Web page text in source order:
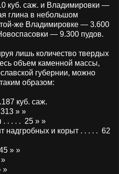
куб. саж. и Владимировки —
глина в небольшом
той-же Владимировке — 3.600
— 9.300 пудов.
лишь количество твердых
объем каменной массы,
губернии, можно
образом:
куб. саж.
» »
. . . . . 25 » »
надгробных и корыт . . . . . 62
» »
»